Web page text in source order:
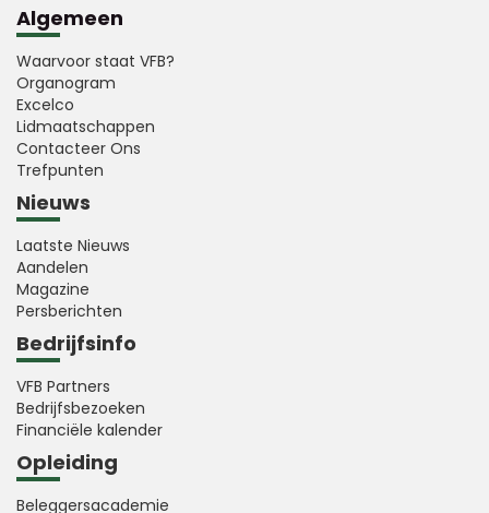
Algemeen
Waarvoor staat VFB?
Organogram
Excelco
Lidmaatschappen
Contacteer Ons
Trefpunten
Nieuws
Laatste Nieuws
Aandelen
Magazine
Persberichten
Bedrijfsinfo
VFB Partners
Bedrijfsbezoeken
Financiële kalender
Opleiding
Beleggersacademie